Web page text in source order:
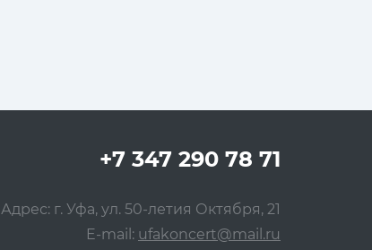
+7 347 290 78 71
Адрес: г. Уфа, ул. 50-летия Октября, 21
E-mail: ufakoncert@mail.ru